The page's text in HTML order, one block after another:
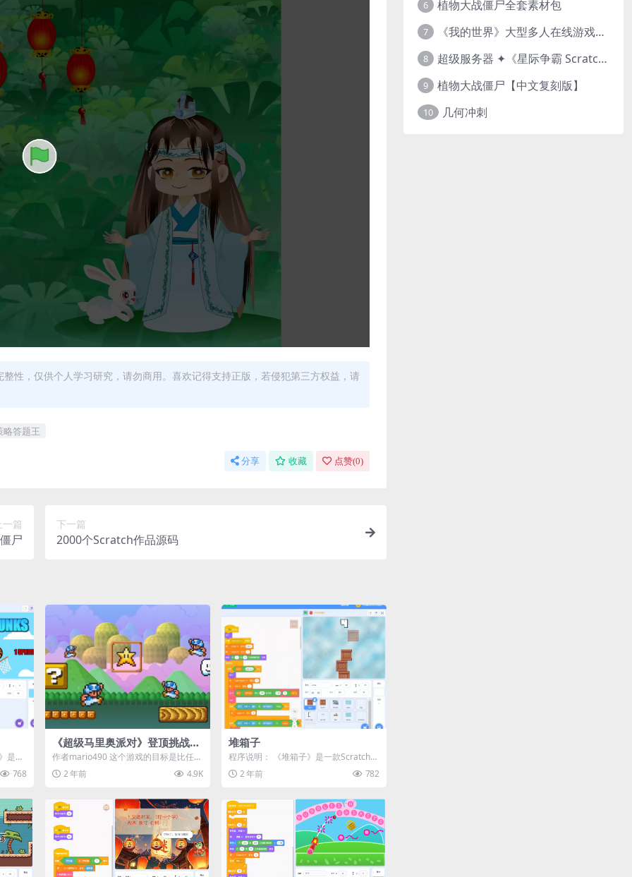
性，仅供个人学习研究，请勿商用。喜欢记得支持正版，若侵犯第三方权益，请
略答题王
分享 收藏 点赞(0)
一篇
尸
下一篇
2000个Scratch作品源码
是一
768
《超级马里奥派对》登顶挑战
赛！
作者mario490 这个游戏的目标是比任何
人都更快到达塔的顶端！ 如果没有人
在...2 年前 4.9K
堆箱子
程序说明： 《堆箱子》是一款Scratch平
台上的挑战类小游戏。在游戏中，箱子
会...2 年前 782
6 植物大战僵尸全套素材包
7 《我的世界》大型多人在线游戏（MMO）v1.7
8 超级服务器 ✦《星际争霸 Scratch（经典版本）》
9 植物大战僵尸【中文复刻版】
10 几何冲刺